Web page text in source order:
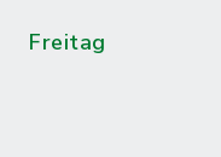
Freitag